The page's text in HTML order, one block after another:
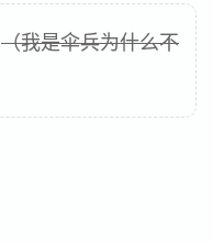
（我是伞兵为什么不